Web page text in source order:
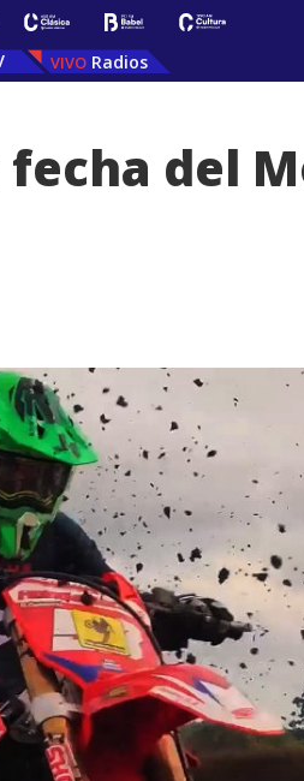
Radios
del